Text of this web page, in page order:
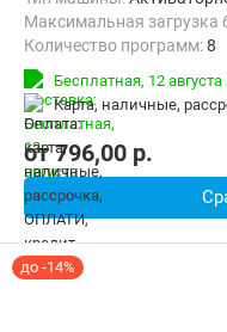
Максимальная загрузка
Количество программ:8
Дополнительные
Безопасность: Защита от
Бесплатная, 12 августа
карта, наличные,
от796,00 p.
до -14%